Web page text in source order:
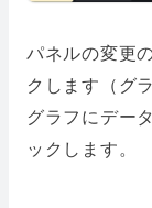
パネルの変更
クします（グ
グラフにデー
ックします。